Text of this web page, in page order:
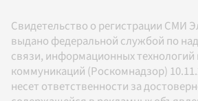
Свидетельство о регистрации СМИ
выдано федеральной службой по
связи, информационных
коммуникаций (Роскомнадзор)
несет ответственности за